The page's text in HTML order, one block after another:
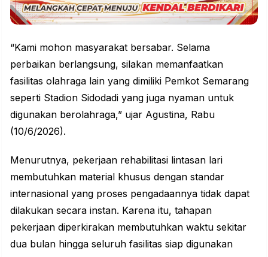
“Kami mohon masyarakat bersabar. Selama
perbaikan berlangsung, silakan memanfaatkan
fasilitas olahraga lain yang dimiliki Pemkot Semarang
seperti Stadion Sidodadi yang juga nyaman untuk
digunakan berolahraga,” ujar Agustina, Rabu
(10/6/2026).
Menurutnya, pekerjaan rehabilitasi lintasan lari
membutuhkan material khusus dengan standar
internasional yang proses pengadaannya tidak dapat
dilakukan secara instan. Karena itu, tahapan
pekerjaan diperkirakan membutuhkan waktu sekitar
dua bulan hingga seluruh fasilitas siap digunakan